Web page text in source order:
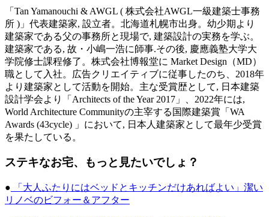
「Tan Yamanouchi & AWGL ( 株式会社AWGL一級建築士事務
所 )」代表建築家, 設立者。北海道札幌市出身。幼少期より
建築家である父の事務所と現場で, 建築設計の実務を学ぶ。
建築家である, 故・小嶋一浩に師事.その後, 慶應義塾大学大
学院修士課程修了。株式会社博報堂に Market Design（MD）
職として入社。広告クリエイティブに従事したのち、2018年
より建築家として活動を開始。主な受賞歴として, 日本建築
設計学会より「Architects of the Year 2017」、2022年には,
World Architecture Communityの主宰する国際建築賞「WA
Awards (43cycle) 」において, 日本人建築家として最年少受賞
を果たしている。
ステキなお宅、もっと見たいでしょ？
● 「大人ふたりにはベッドとキッチンだけあればよい」潔い
リノベのビフォー＆アフター